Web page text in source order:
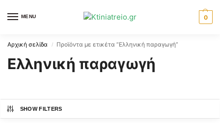
MENU 0
Αρχική σελίδα / Προϊόντα με ετικέτα “Ελληνική παραγωγή”
Ελληνική παραγωγή
SHOW FILTERS